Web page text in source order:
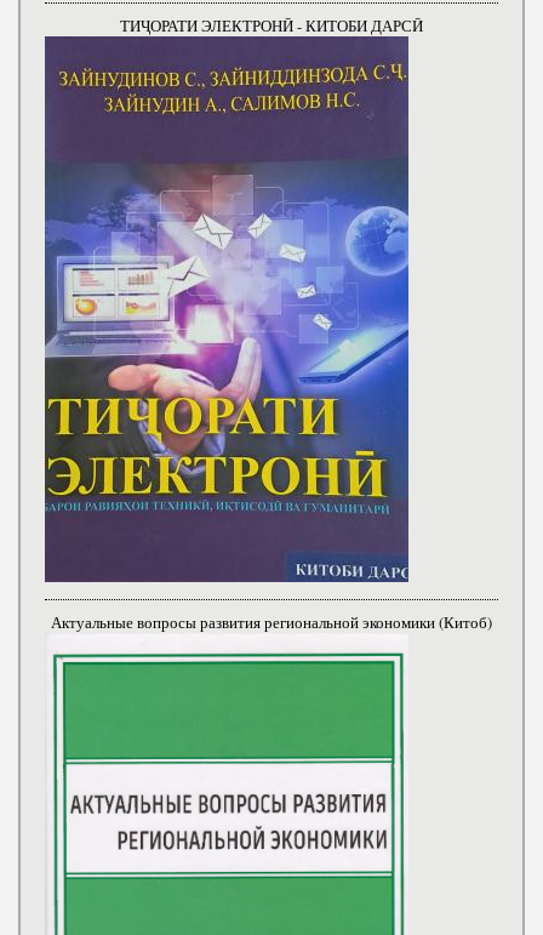
ТИҶОРАТИ ЭЛЕКТРОНӢ - КИТОБИ ДАРСӢ
Актуальные вопросы развития региональной экономики (Китоб)